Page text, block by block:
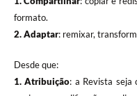
formato.
2. Adaptar: remixar,
Desde que:
1. Atribuição: a Revista seja